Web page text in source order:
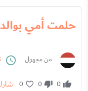
حلمت أمي
من مجهول
0
0
0